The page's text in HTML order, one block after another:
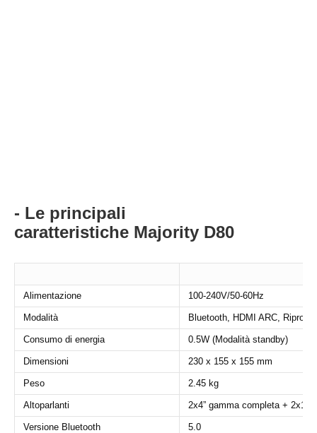
- Le principali
caratteristiche Majority D80
Alimentazione 100-240V/50-60Hz
Modalità Bluetooth, HDMI ARC,
Consumo di energia 0.5W (Modalità standby)
Dimensioni 230 x 155 x 155 mm
Peso 2.45 kg
Altoparlanti 2x4” gamma completa + 2x1”
Versione Bluetooth 5.0